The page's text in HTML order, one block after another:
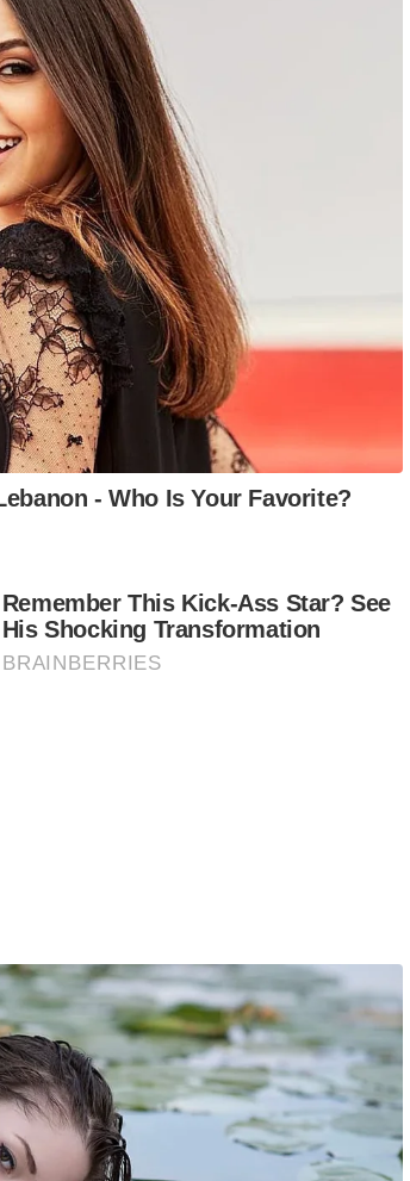
- Who Is Your Favorite?
Remember This Kick-Ass Star? See
His Shocking Transformation
BRAINBERRIES